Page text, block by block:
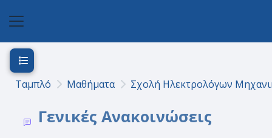
Ταμπλό Μαθήματα Σχολή Ηλεκτρολόγων
Γενικές Ανακοινώσεις
Άνοιγμα ευρετηρίου μαθήματος